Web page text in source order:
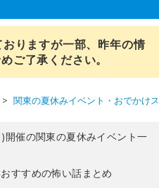
りますが一部、昨年の情
ご了承ください。
関東の夏休みイベント・おでかけ
催の関東の夏休みイベント一
すすめの怖い話まとめ